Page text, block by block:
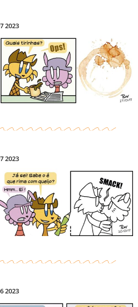
2023
2023
2023